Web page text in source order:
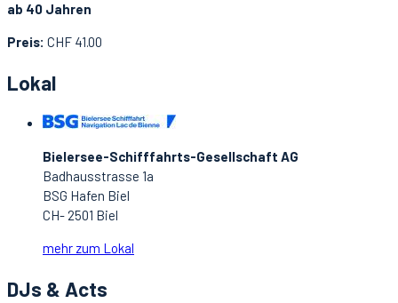
ab 40 Jahren
Preis: CHF 41.00
Lokal
Bielersee-Schifffahrts-Gesellschaft AG
Badhausstrasse 1a
BSG Hafen Biel
CH- 2501 Biel
mehr zum Lokal
DJs & Acts